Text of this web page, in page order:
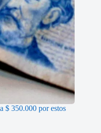
$ 350.000 por estos